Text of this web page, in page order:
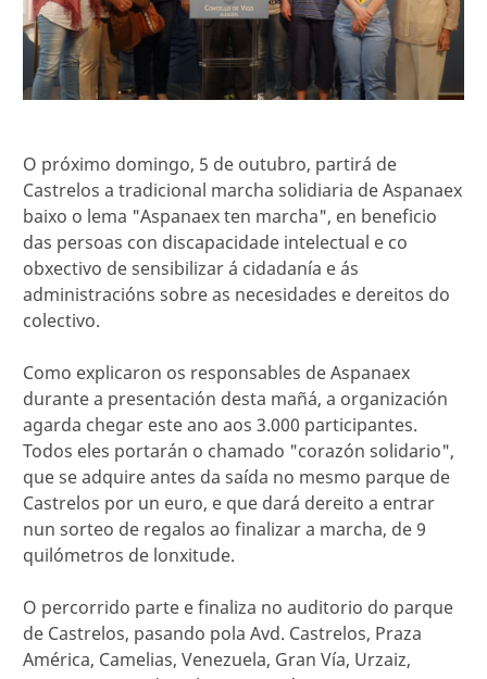
O próximo domingo, 5 de outubro, partirá de
Castrelos a tradicional marcha solidiaria de Aspanaex
baixo o lema "Aspanaex ten marcha", en beneficio
das persoas con discapacidade intelectual e co
obxectivo de sensibilizar á cidadanía e ás
administracións sobre as necesidades e dereitos do
colectivo.
Como explicaron os responsables de Aspanaex
durante a presentación desta mañá, a organización
agarda chegar este ano aos 3.000 participantes.
Todos eles portarán o chamado "corazón solidario",
que se adquire antes da saída no mesmo parque de
Castrelos por un euro, e que dará dereito a entrar
nun sorteo de regalos ao finalizar a marcha, de 9
quilómetros de lonxitude.
O percorrido parte e finaliza no auditorio do parque
de Castrelos, pasando pola Avd. Castrelos, Praza
América, Camelias, Venezuela, Gran Vía, Urzaiz,